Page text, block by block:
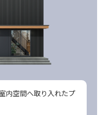
内空間へ取り入れたプ